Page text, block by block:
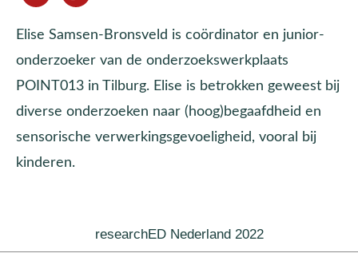
Elise Samsen-Bronsveld is coördinator en junior-
onderzoeker van de onderzoekswerkplaats
POINT013 in Tilburg. Elise is betrokken geweest bij
diverse onderzoeken naar (hoog)begaafdheid en
sensorische verwerkingsgevoeligheid, vooral bij
kinderen.
researchED Nederland 2022